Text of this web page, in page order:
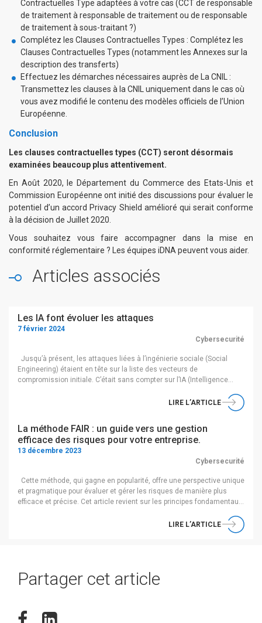
Contractuelles Type adaptées à votre cas (CCT de responsable
de traitement à responsable de traitement ou de responsable
de traitement à sous-traitant ?)
Complétez les Clauses Contractuelles Types : Complétez les
Clauses Contractuelles Types (notamment les Annexes sur la
description des transferts)
Effectuez les démarches nécessaires auprès de La CNIL :
Transmettez les clauses à la CNIL uniquement dans le cas où
vous avez modifié le contenu des modèles officiels de l’Union
Européenne.
Conclusion
Les clauses contractuelles types (CCT) seront désormais
examinées beaucoup plus attentivement.
En Août 2020, le Département du Commerce des Etats-Unis et
Commission Européenne ont initié des discussions pour évaluer le
potentiel d’un accord Privacy Shield amélioré qui serait conforme
à la décision de Juillet 2020.
Vous souhaitez vous faire accompagner dans la mise en
conformité réglementaire ?
Les équipes iDNA peuvent vous aider.
Articles associés
Les IA font évoluer les attaques
7 février 2024
Cybersecurité
Jusqu’à présent, les attaques liées à l’ingénierie sociale (Social
Engineering) étaient en tête sur la liste des vecteurs de
compromission initiale. C’était sans compter sur l’IA (Intelligence
accélération des attaques Depuis fin 2022, le nombre de phishing a
LIRE L’ARTICLE
La méthode FAIR : un guide vers une gestion
efficace des risques pour votre entreprise.
13 décembre 2023
Cybersecurité
Cette méthode, qui gagne en popularité, offre une perspective unique
et pragmatique pour évaluer et gérer les risques de manière plus
efficace et précise. Cet article revient sur les principes fondamentaux
Analysis of Information Risk Le standard FAIR est un modèle
LIRE L’ARTICLE
Partager cet article